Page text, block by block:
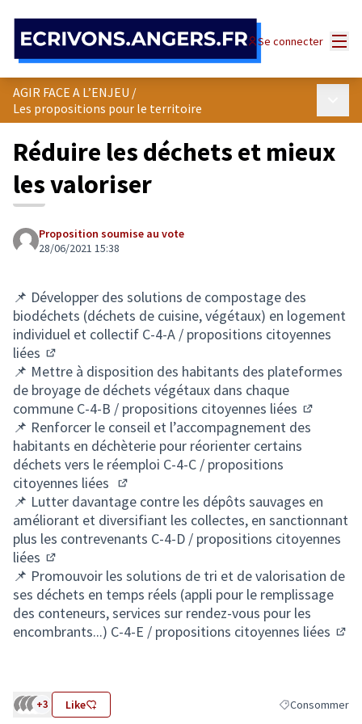
Se connecter
AGIR FACE A L’ENJEU /
Les propositions pour le territoire
Réduire les déchets et mieux
les valoriser
Proposition soumise au vote
28/06/2021 15:38
📌 Développer des solutions de compostage des
biodéchets (déchets de cuisine, végétaux) en logement
individuel et collectif C-4-A / propositions citoyennes
liées
(S'ouvre dans un nouvel onglet)
📌 Mettre à disposition des habitants des plateformes
de broyage de déchets végétaux dans chaque
commune C-4-B / propositions citoyennes liées
(S'ouvre
📌 Renforcer le conseil et l’accompagnement des
habitants en déchèterie pour réorienter certains
déchets vers le réemploi C-4-C / propositions
citoyennes liées
(S'ouvre dans un nouvel onglet)
📌 Lutter davantage contre les dépôts sauvages en
améliorant et diversifiant les collectes, en sanctionnant
plus les contrevenants C-4-D / propositions citoyennes
liées
(S'ouvre dans un nouvel onglet)
📌 Promouvoir les solutions de tri et de valorisation de
ses déchets en temps réels (appli pour le remplissage
des conteneurs, services sur rendez-vous pour les
encombrants...) C-4-E / propositions citoyennes liées
+3 Like Filtrer les
Consommer